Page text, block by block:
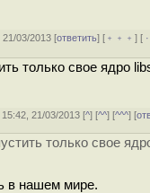
21/03/2013 [ответить] [ ﹢﹢﹢] [
только свое ядро
15:42, 21/03/2013 [^] [^^] [^^^] [
только свое
в нашем мире.